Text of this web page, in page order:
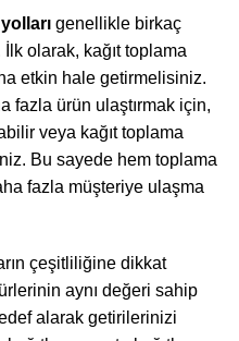
genellikle birkaç
İlk olarak, kağıt toplama
etkin hale getirmelisiniz.
fazla ürün ulaştırmak için,
veya kağıt toplama
Bu sayede hem toplama
fazla müşteriye ulaşma
çeşitliliğine dikkat
aynı değeri sahip
alarak getirilerinizi